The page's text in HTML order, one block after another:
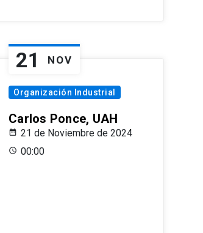
21 NOV
Organización Industrial
Carlos Ponce, UAH
21 de Noviembre de 2024
00:00